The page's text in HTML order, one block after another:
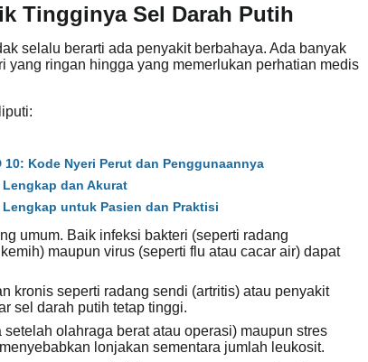
Tingginya Sel Darah Putih
selalu berarti ada penyakit berbahaya. Ada banyak
yang ringan hingga yang memerlukan perhatian medis
10: Kode Nyeri Perut dan Penggunaannya
Lengkap dan Akurat
untuk Pasien dan Praktisi
umum. Baik infeksi bakteri (seperti radang
maupun virus (seperti flu atau cacar air) dapat
kronis seperti radang sendi (artritis) atau penyakit
sel darah putih tetap tinggi.
setelah olahraga berat atau operasi) maupun stres
lonjakan sementara jumlah leukosit.